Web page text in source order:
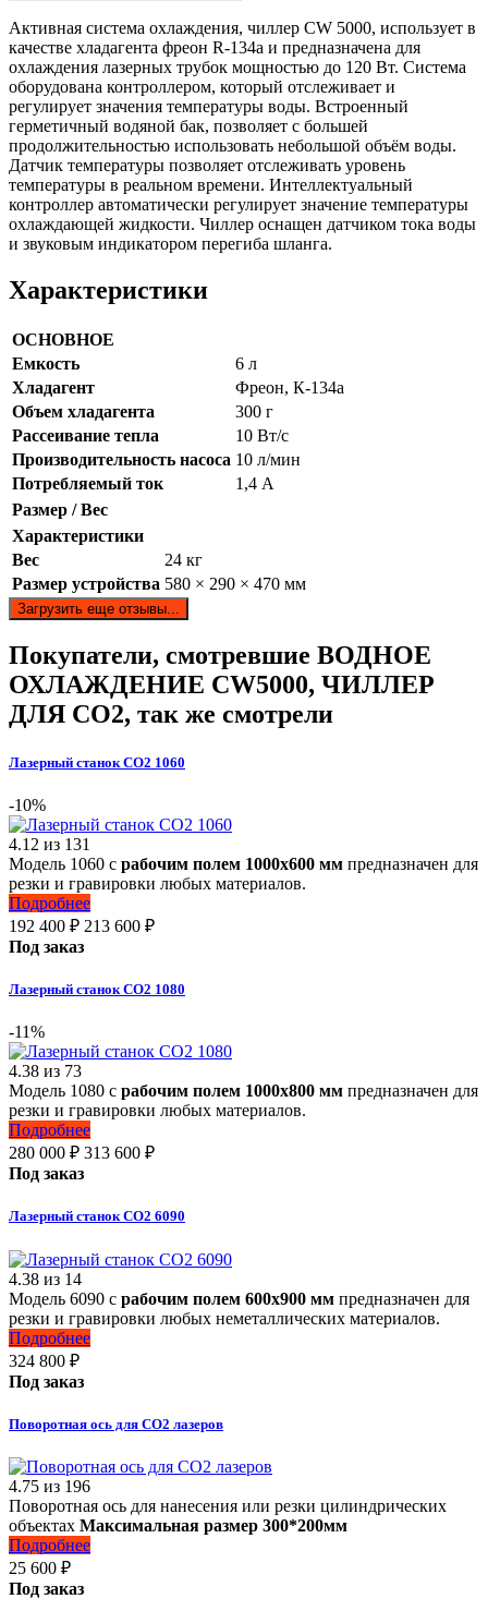
Активная система охлаждения, чиллер CW 5000, использует в
качестве хладагента фреон R-134a и предназначена для
охлаждения лазерных трубок мощностью до 120 Вт. Система
оборудована контроллером, который отслеживает и
регулирует значения температуры воды. Встроенный
герметичный водяной бак, позволяет с большей
продолжительностью использовать небольшой объём воды.
Датчик температуры позволяет отслеживать уровень
температуры в реальном времени. Интеллектуальный
контроллер автоматически регулирует значение температуры
охлаждающей жидкости. Чиллер оснащен датчиком тока воды
и звуковым индикатором перегиба шланга.
Характеристики
ОСНОВНОЕ
Емкость
6 л
Хладагент
Фреон, К-134а
Объем хладагента
300 г
Рассеивание тепла
10 Вт/с
Производительность насоса 10 л/мин
Потребляемый ток
1,4 А
Размер / Вес
Характеристики
Вес
24 кг
Размер устройства 580 × 290 × 470 мм
Загрузить еще отзывы...
Покупатели, смотревшие ВОДНОЕ
ОХЛАЖДЕНИЕ CW5000, ЧИЛЛЕР
ДЛЯ CO2, так же смотрели
Лазерный станок СО2 1060
-10%
4.12 из 131
Модель 1060 с рабочим полем 1000х600 мм предназначен для
резки и гравировки любых материалов.
Подробнее
192 400 ₽ 213 600 ₽
Под заказ
Лазерный станок СО2 1080
-11%
4.38 из 73
Модель 1080 с рабочим полем 1000х800 мм предназначен для
резки и гравировки любых материалов.
Подробнее
280 000 ₽ 313 600 ₽
Под заказ
Лазерный станок СО2 6090
4.38 из 14
Модель 6090 с рабочим полем 600х900 мм предназначен для
резки и гравировки любых неметаллических материалов.
Подробнее
324 800 ₽
Под заказ
Поворотная ось для СО2 лазеров
4.75 из 196
Поворотная ось для нанесения или резки цилиндрических
объектах Максимальная размер 300*200мм
Подробнее
25 600 ₽
Под заказ